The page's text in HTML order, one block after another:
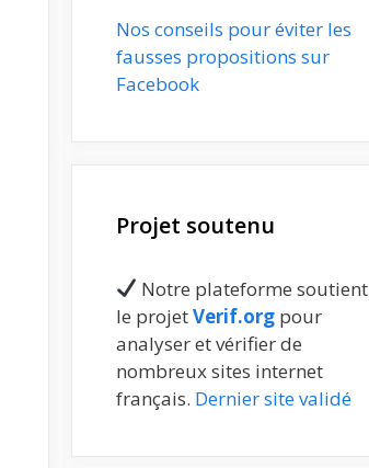
Nos conseils pour éviter les
fausses propositions sur
Facebook
Projet soutenu
Notre plateforme soutient
le projetVerif.org pour
analyser et vérifier de
nombreux sites internet
français. Dernier site validé